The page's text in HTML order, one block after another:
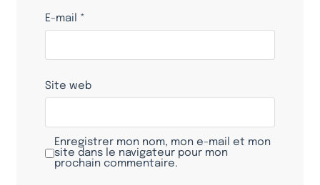
E-mail *
Site web
Enregistrer mon nom, mon e-mail et mon
site dans le navigateur pour mon
prochain commentaire.